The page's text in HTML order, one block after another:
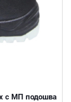
с МП подошва